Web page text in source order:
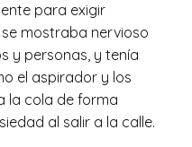
para exigir
mostraba nervioso
y personas, y tenía
el aspirador y los
la cola de forma
al salir a la calle.